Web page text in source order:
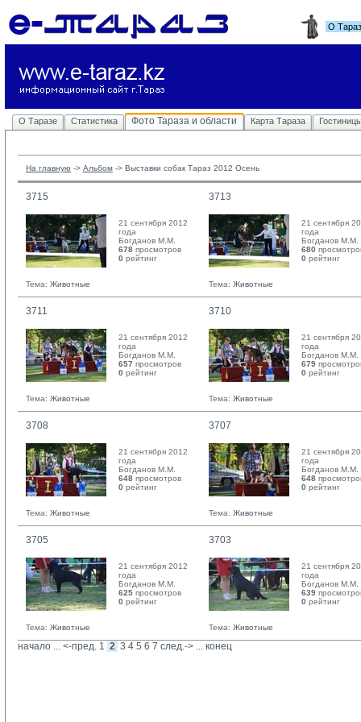
О
О Таразе Статистика Фото Тараза и области Карта Тараза
На главную -> Альбом -> Выставки собак Тараз 2012 Осень
3715
21 сентября 2012
года
Богданов М.М.
678 просмотров
0 рейтинг
Тема: Животные
3713
21 сентября
года
Богданов М.М.
680
0 рейтинг
Тема: Животные
3711
21 сентября 2012
года
Богданов М.М.
657 просмотров
0 рейтинг
Тема: Животные
3710
21 сентября
года
Богданов М.М.
679
0 рейтинг
Тема: Животные
3708
21 сентября 2012
года
Богданов М.М.
648 просмотров
0 рейтинг
Тема: Животные
3707
21 сентября
года
Богданов М.М.
648
0 рейтинг
Тема: Животные
3705
21 сентября 2012
года
Богданов М.М.
625 просмотров
0 рейтинг
Тема: Животные
3703
21 сентября
года
Богданов М.М.
639
0 рейтинг
Тема: Животные
начало ... <-пред. 1 2 3 4 5 6 7 след.-> ... конец